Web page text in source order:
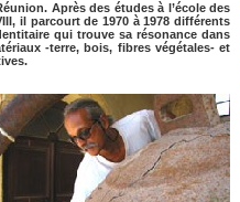
Après des études à l’école des
il parcourt de 1970 à 1978 différents
qui trouve sa résonance dans
-terre, bois, fibres végétales- et